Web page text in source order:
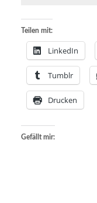
Teilen mit:
LinkedIn
Tumblr
Drucken
Gefällt mir: